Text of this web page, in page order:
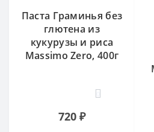
Паста Граминья без
глютена из
кукурузы и риса
Massimo Zero, 400г
720 ₽